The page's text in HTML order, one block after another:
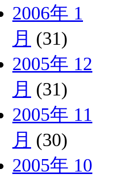
2006年 1
月 (31)
2005年 12
月 (31)
2005年 11
月 (30)
2005年 10